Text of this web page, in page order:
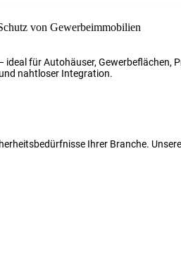
ideal für Autohäuser, Gewerbeflächen,
nahtloser Integration.
Ihrer Branche.